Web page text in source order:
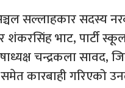
सल्लाहकार सदस्य
शंकरसिंह भाट, पार्टी
चन्द्रकला सावद,
समेत कारबाही गरिएको